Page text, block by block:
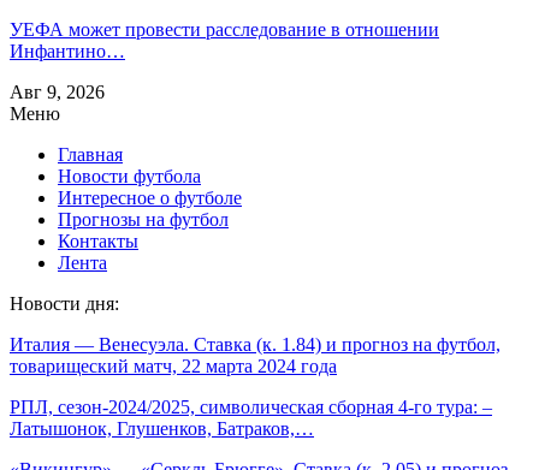
УЕФА может провести расследование в отношении
Инфантино…
Авг 9, 2026
Меню
Главная
Новости футбола
Интересное о футболе
Прогнозы на футбол
Контакты
Лента
Новости дня:
Италия — Венесуэла. Ставка (к. 1.84) и прогноз на футбол,
товарищеский матч, 22 марта 2024 года
РПЛ, сезон-2024/2025, символическая сборная 4-го тура: –
Латышонок, Глушенков, Батраков,…